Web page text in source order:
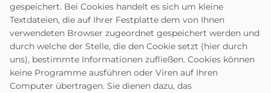
gespeichert. Bei Cookies handelt es sich um kleine
Textdateien, die auf Ihrer Festplatte dem von Ihnen
verwendeten Browser zugeordnet gespeichert werden und
durch welche der Stelle, die den Cookie setzt (hier durch
uns), bestimmte Informationen zufließen. Cookies können
keine Programme ausführen oder Viren auf Ihren
Computer übertragen. Sie dienen dazu, das